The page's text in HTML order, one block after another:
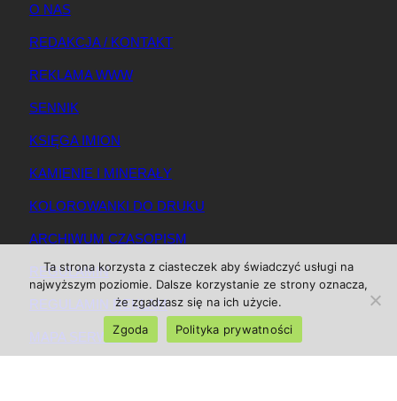
O NAS
REDAKCJA / KONTAKT
REKLAMA WWW
SENNIK
KSIĘGA IMION
KAMIENIE I MINERAŁY
KOLOROWANKI DO DRUKU
ARCHIWUM CZASOPISM
REGULAMIN
REGULAMIN REKLAM
MAPA SERWISU
Ta strona korzysta z ciasteczek aby świadczyć usługi na
najwyższym poziomie. Dalsze korzystanie ze strony oznacza,
że zgadzasz się na ich użycie.
Zgoda
Polityka prywatności